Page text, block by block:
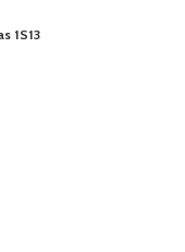
1S13